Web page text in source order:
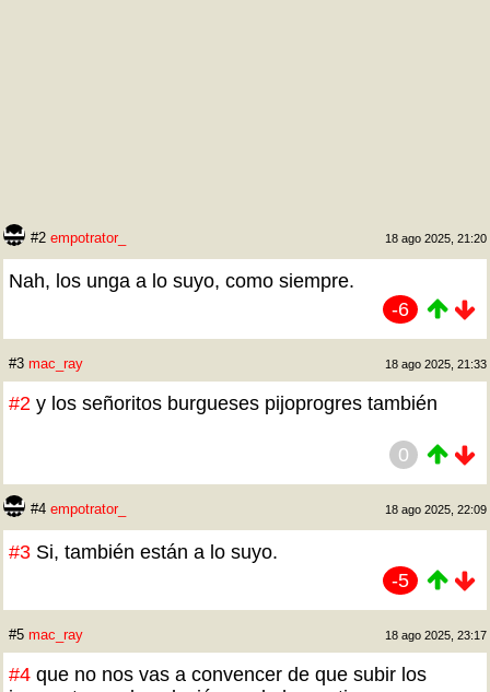
#2 empotrator_ 18 ago 2025, 21:20
Nah, los unga a lo suyo, como siempre.
-6
#3 mac_ray 18 ago 2025, 21:33
#2 y los señoritos burgueses pijoprogres también
0
#4 empotrator_ 18 ago 2025, 22:09
#3 Si, también están a lo suyo.
-5
#5 mac_ray 18 ago 2025, 23:17
#4 que no nos vas a convencer de que subir los